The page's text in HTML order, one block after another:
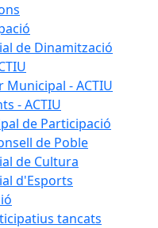
de Dinamització
Municipal - ACTIU
- ACTIU
de Participació
de Poble
de Cultura
d'Esports
tancats